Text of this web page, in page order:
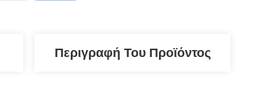
Περιγραφή Του Προϊόντος